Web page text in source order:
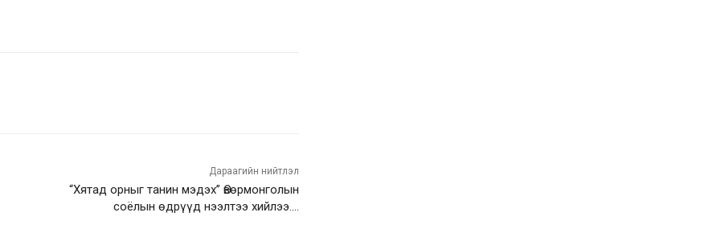
Дараагийн нийтлэл
“Хятад орныг танин мэдэх” Өвөрмонголын
соёлын өдрүүд нээлтээ хийлээ.…